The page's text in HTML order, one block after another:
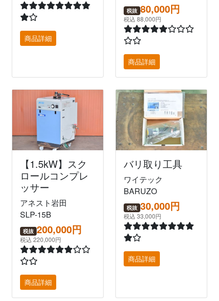
商品詳細
税抜 80,000円
税込 88,000円
商品詳細
【1.5kW】スク
ロールコンプレ
ッサー
アネスト岩田
SLP-15B
税抜 200,000円
税込 220,000円
商品詳細
バリ取り工具
ワイテック
BARUZO
税抜 30,000円
税込 33,000円
商品詳細